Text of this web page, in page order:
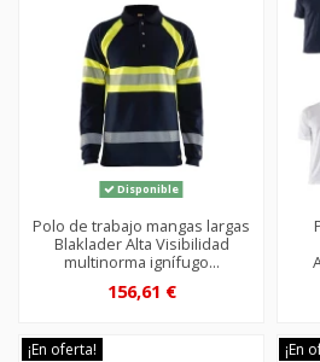
Disponible
Polo de trabajo mangas largas
Blaklader Alta Visibilidad
multinorma ignífugo...
156,61 €
¡En oferta! ¡En